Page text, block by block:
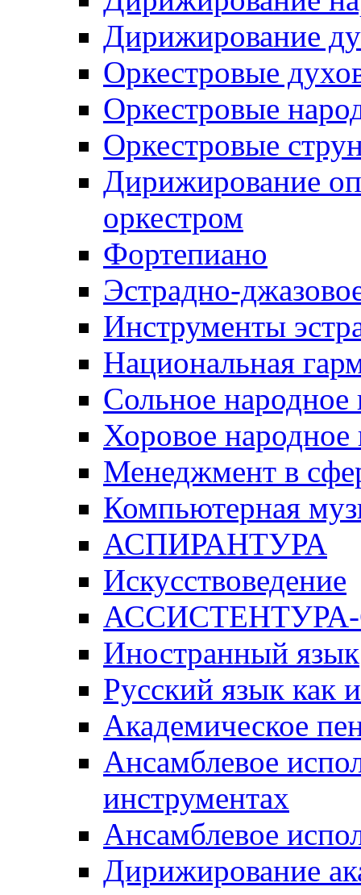
Дирижирование
Оркестровые
Оркестровые
Оркестровые
Дирижирование
оркестром
Фортепиано
Эстрадно-
Инструменты
Национальная
Сольное народное
Хоровое народное
Менеджмент в
Компьютерная
АСПИРАНТУРА
Искусствоведение
Иностранный язык
Русский язык как
Академическое
Ансамблевое
инструментах
Ансамблевое
Дирижирование